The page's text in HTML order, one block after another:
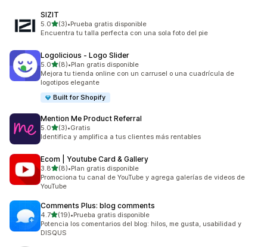
SIZIT
5.0de 5 estrellas
(3)
3 reseñas en total
•Prueba gratis disponible
Encuentra tu talla perfecta con una sola foto del pie
Logolicious ‑ Logo Slider
5.0de 5 estrellas
(8)
8 reseñas en total
•Plan gratis disponible
Mejora tu tienda online con un carrusel o una cuadrícula de
logotipos elegante
Built for Shopify
Mention Me Product Referral
5.0de 5 estrellas
(3)
3 reseñas en total
•Gratis
Identifica y amplifica a tus clientes más rentables
Ecom | Youtube Card & Gallery
3.8de 5 estrellas
(8)
8 reseñas en total
•Plan gratis disponible
Promociona tu canal de YouTube y agrega galerías de videos de
YouTube
Comments Plus: blog comments
4.7de 5 estrellas
(19)
19 reseñas en total
•Prueba gratis disponible
Potencia los comentarios del blog: hilos, me gusta, usabilidad y
DISQUS